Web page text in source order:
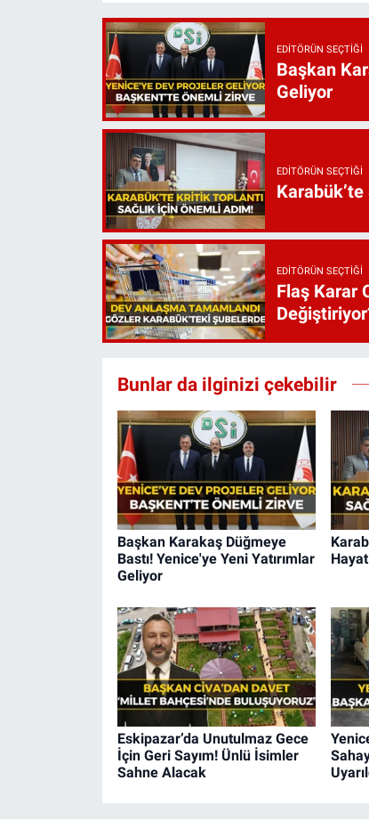
EDITÖRÜN SEÇTIĞI
Başkan
Geliyor
EDITÖRÜN SEÇTIĞI
EDITÖRÜN SEÇTIĞI
Flaş Karar
Bunlar da ilginizi çekebilir
Başkan Karakaş Düğmeye
Bastı! Yenice'ye Yeni Yatırımlar
Geliyor
Eskipazar’da Unutulmaz Gece
İçin Geri Sayım! Ünlü İsimler
Sahne Alacak